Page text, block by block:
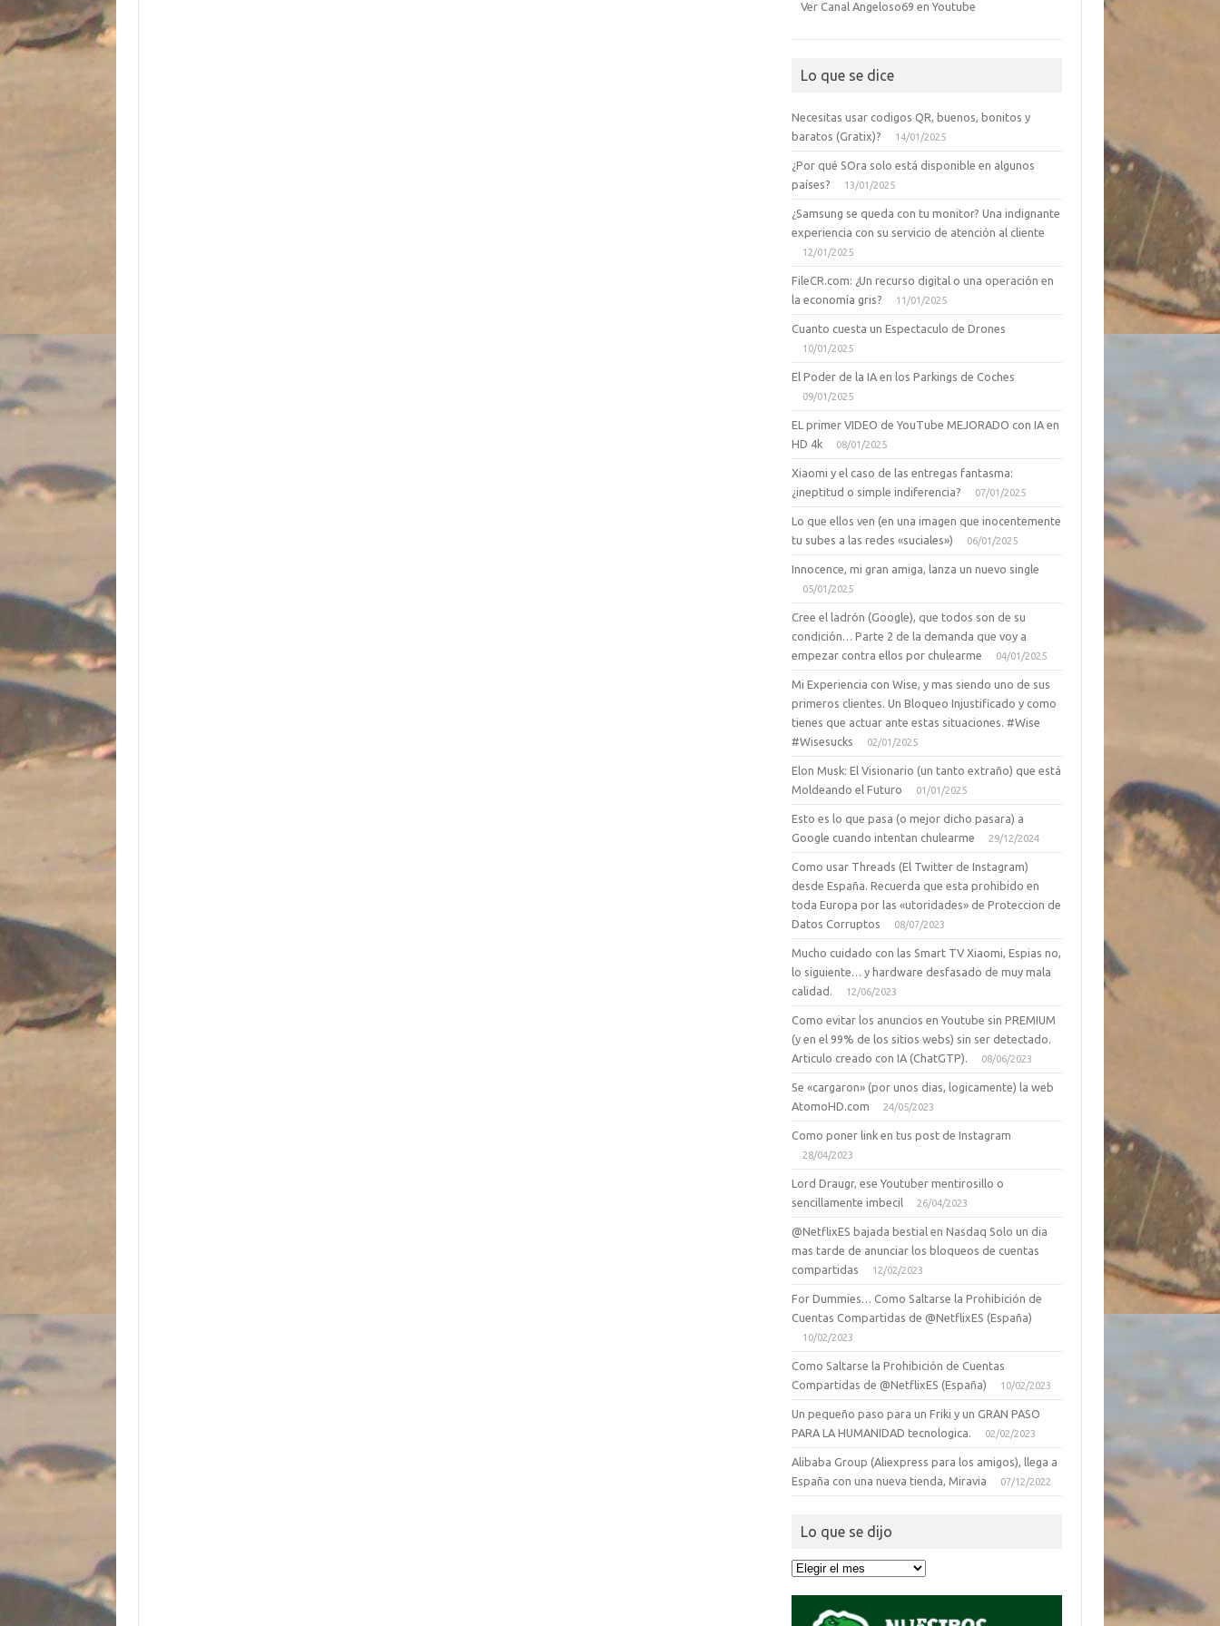
Ver Canal Angeloso69 en Youtube
Lo que se dice
Necesitas usar codigos QR, buenos, bonitos y
baratos (Gratix)?
14/01/2025
¿Por qué SOra solo está disponible en algunos
países?
13/01/2025
¿Samsung se queda con tu monitor? Una indignante
experiencia con su servicio de atención al cliente
12/01/2025
FileCR.com: ¿Un recurso digital o una operación en
la economía gris?
11/01/2025
Cuanto cuesta un Espectaculo de Drones
10/01/2025
El Poder de la IA en los Parkings de Coches
09/01/2025
EL primer VIDEO de YouTube MEJORADO con IA en
HD 4k
08/01/2025
Xiaomi y el caso de las entregas fantasma:
¿ineptitud o simple indiferencia?
07/01/2025
Lo que ellos ven (en una imagen que inocentemente
tu subes a las redes «suciales»)
06/01/2025
Innocence, mi gran amiga, lanza un nuevo single
05/01/2025
Cree el ladrón (Google), que todos son de su
condición… Parte 2 de la demanda que voy a
empezar contra ellos por chulearme
04/01/2025
Mi Experiencia con Wise, y mas siendo uno de sus
primeros clientes. Un Bloqueo Injustificado y como
tienes que actuar ante estas situaciones. #Wise
#Wisesucks
02/01/2025
Elon Musk: El Visionario (un tanto extraño) que está
Moldeando el Futuro
01/01/2025
Esto es lo que pasa (o mejor dicho pasara) a
Google cuando intentan chulearme
29/12/2024
Como usar Threads (El Twitter de Instagram)
desde España. Recuerda que esta prohibido en
toda Europa por las «utoridades» de Proteccion de
Datos Corruptos
08/07/2023
Mucho cuidado con las Smart TV Xiaomi, Espias no,
lo siguiente… y hardware desfasado de muy mala
calidad.
12/06/2023
Como evitar los anuncios en Youtube sin PREMIUM
(y en el 99% de los sitios webs) sin ser detectado.
Articulo creado con IA (ChatGTP).
08/06/2023
Se «cargaron» (por unos dias, logicamente) la web
AtomoHD.com
24/05/2023
Como poner link en tus post de Instagram
28/04/2023
Lord Draugr, ese Youtuber mentirosillo o
sencillamente imbecil
26/04/2023
@NetflixES bajada bestial en Nasdaq Solo un dia
mas tarde de anunciar los bloqueos de cuentas
compartidas
12/02/2023
For Dummies… Como Saltarse la Prohibición de
Cuentas Compartidas de @NetflixES (España)
10/02/2023
Como Saltarse la Prohibición de Cuentas
Compartidas de @NetflixES (España)
10/02/2023
Un pequeño paso para un Friki y un GRAN PASO
PARA LA HUMANIDAD tecnologica.
02/02/2023
Alibaba Group (Aliexpress para los amigos), llega a
España con una nueva tienda, Miravia
07/12/2022
Lo que se dijo
Lo